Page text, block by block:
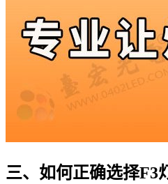
三、如何正确选择F3